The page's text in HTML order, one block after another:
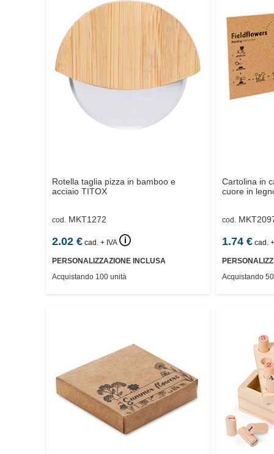
Rotella taglia pizza in bamboo e
acciaio TITOX
cod. MKT1272
2.02 € cad. + IVA 🛈
PERSONALIZZAZIONE INCLUSA
Acquistando 100 unità
Cartolina in
cuore in
cod.
1.74€ cad.
Acquistando